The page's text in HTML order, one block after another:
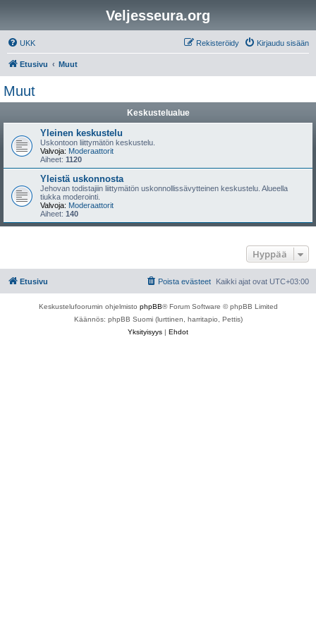
Veljesseura.org
UKK Kirjaudu sisään
Rekisteröidy
Etusivu Muut
Muut
Keskustelualue
Yleinen keskustelu
Uskontoon liittymätön keskustelu.
Valvoja: Moderaattorit
Aiheet: 1120
Yleistä uskonnosta
Jehovan todistajiin liittymätön uskonnollissävytteinen keskustelu. Alueella
tiukka moderointi.
Valvoja: Moderaattorit
Aiheet: 140
Hyppää
Etusivu Kaikki ajat ovat UTC+03:00
Poista evästeet
Keskustelufoorumin ohjelmisto phpBB® Forum Software © phpBB Limited
Käännös: phpBB Suomi (lurttinen, harritapio, Pettis)
Yksityisyys | Ehdot